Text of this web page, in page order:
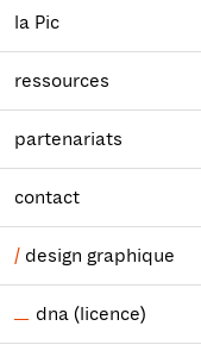
la Pic
ressources
partenariats
contact
design graphique
dna (licence)